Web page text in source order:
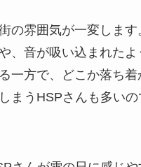
の雰囲気が一変します
、音が吸い込まれたよ
一方で、どこか落ち着
まうHSPさんも多いの